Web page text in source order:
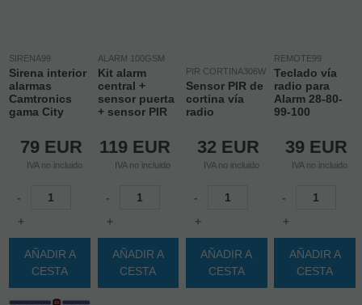
SIRENA99
Sirena interior
alarmas
Camtronics
gama City
79 EUR
IVA no incluido
-
+
AÑADIR A
CESTA
ALARM 100GSM
Kit alarm
central +
sensor puerta
+ sensor PIR
119 EUR
IVA no incluido
-
+
AÑADIR A
CESTA
PIR CORTINA306W
Sensor PIR de
cortina vía
radio
32 EUR
IVA no incluido
-
+
AÑADIR A
CESTA
REMOTE99
Teclado vía
radio para
Alarm 28-80-
99-100
39 EUR
IVA no incluido
-
+
AÑADIR A
CESTA